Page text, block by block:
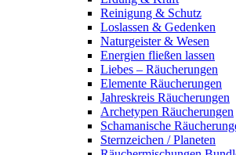
Reinigung & Schutz
Loslassen & Gedenken
Naturgeister & Wesen
Energien fließen lassen
Liebes – Räucherungen
Elemente Räucherungen
Jahreskreis Räucherungen
Archetypen Räucherungen
Schamanische
Sternzeichen / Planeten